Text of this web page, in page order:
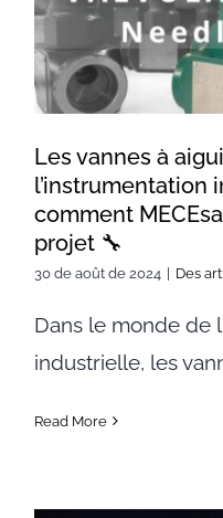
comment
Les vannes à
l’instrumentation
comment
projet 🔧
30 de août de 2024 Des
Dans le monde de
industrielle, les
Read More